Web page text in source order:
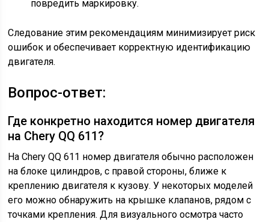
повредить маркировку.
Следование этим рекомендациям минимизирует риск
ошибок и обеспечивает корректную идентификацию
двигателя.
Вопрос-ответ:
Где конкретно находится номер двигателя
на Chery QQ 611?
На Chery QQ 611 номер двигателя обычно расположен
на блоке цилиндров, с правой стороны, ближе к
креплению двигателя к кузову. У некоторых моделей
его можно обнаружить на крышке клапанов, рядом с
точками крепления. Для визуального осмотра часто